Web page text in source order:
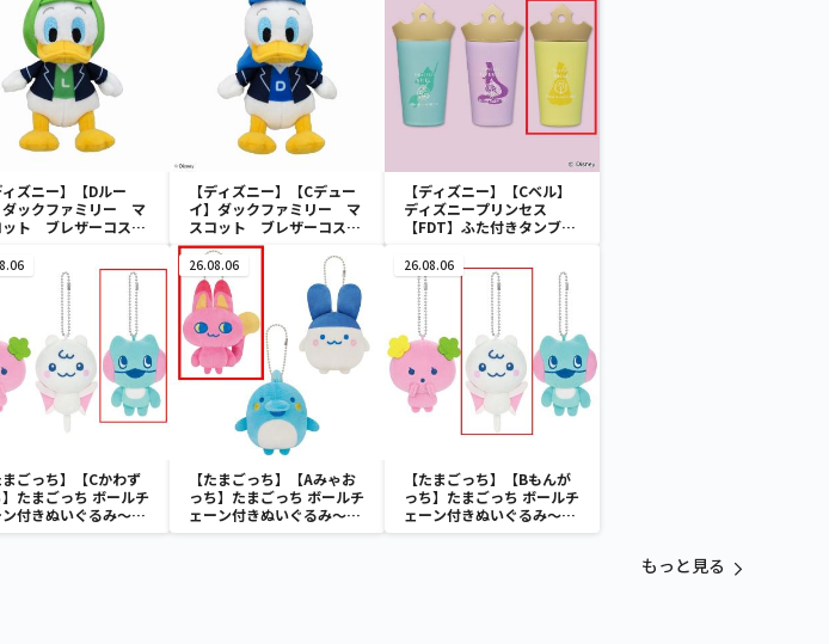
ィズニー】【Dルー
ダックファミリー マ
ット ブレザーコスチ
【ディズニー】【Cデュー
イ】ダックファミリー マ
スコット ブレザーコスチ
ューム
【ディズニー】【Cベル】
ディズニープリンセス
【FDT】ふた付きタンブラ
まごっち】【Cかわず
】たまごっち ボールチ
付きぬいぐるみ～
Paradise～
26.08.06
【たまごっち】【Aみゃお
っち】たまごっち ボールチ
ェーン付きぬいぐるみ～
Tamagotchi Paradise～
26.08.06
【たまごっち】【Bもんが
っち】たまごっち ボールチ
ェーン付きぬいぐるみ～
Tamagotchi Paradise～
もっと見る